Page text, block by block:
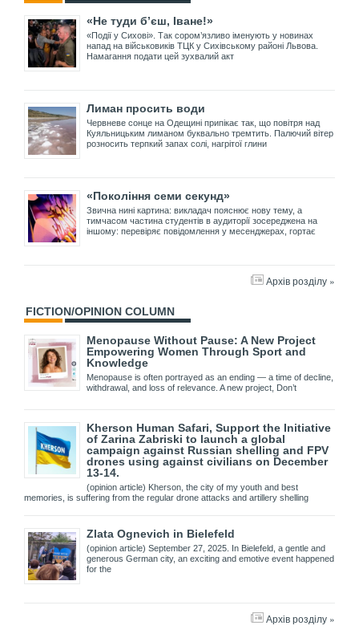
«Не туди б’єш, Іване!»
«Події у Сихові». Так сором’язливо іменують у новинах
напад на військовиків ТЦК у Сихівському районі Львова.
Намагання подати цей зухвалий акт
Лиман просить води
Червневе сонце на Одещині припікає так, що повітря над
Куяльницьким лиманом буквально тремтить. Палючий вітер
розносить терпкий запах солі, нагрітої глини
«Покоління семи секунд»
Звична нині картина: викладач пояснює нову тему, а
тимчасом частина студентів в аудиторії зосереджена на
іншому: перевіряє повідомлення у месенджерах, гортає
Архів розділу »
FICTION/OPINION COLUMN
Menopause Without Pause: A New Project
Empowering Women Through Sport and
Knowledge
Menopause is often portrayed as an ending — a time of decline,
withdrawal, and loss of relevance. A new project, Don’t
Kherson Human Safari, Support the Initiative
of Zarina Zabriski to launch a global
campaign against Russian shelling and FPV
drones using against civilians on December
13-14.
(opinion article) Kherson, the city of my youth and best
memories, is suffering from the regular drone attacks and artillery shelling
Zlata Ognevich in Bielefeld
(opinion article) September 27, 2025. In Bielefeld, a gentle and
generous German city, an exciting and emotive event happened
for the
Архів розділу »